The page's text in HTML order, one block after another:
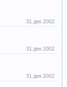
31 дек 2002
31 дек 2002
31 дек 2002